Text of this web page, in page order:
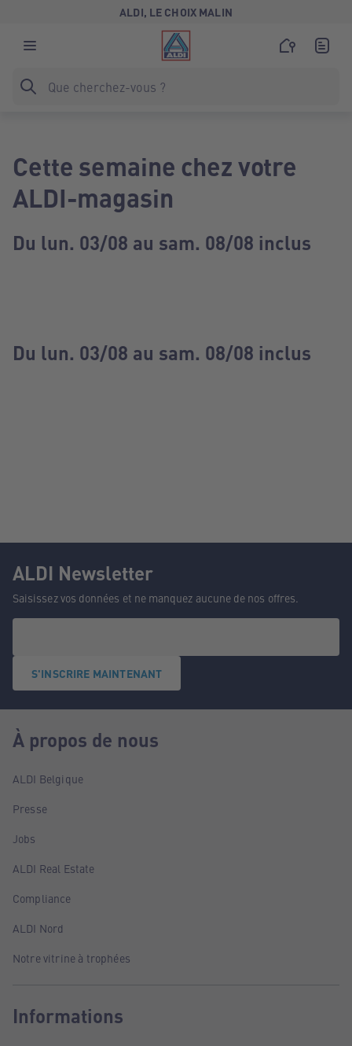
ALDI, LE CHOIX MALIN
Cette semaine chez votre
ALDI-magasin
Du lun. 03/08 au sam. 08/08 inclus
Du lun. 03/08 au sam. 08/08 inclus
ALDI Newsletter
Saisissez vos données et ne manquez aucune de nos offres.
S'INSCRIRE MAINTENANT
À propos de nous
ALDI Belgique
Presse
Jobs
ALDI Real Estate
Compliance
ALDI Nord
Notre vitrine à trophées
Informations